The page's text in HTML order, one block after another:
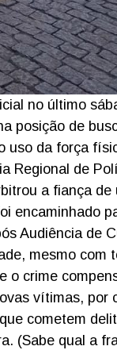
no último
posição de
uso da força
Regional de
a fiança de
encaminhado
Audiência de
mesmo com
o crime
vítimas, por
cometem
(Sabe qual a